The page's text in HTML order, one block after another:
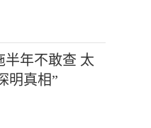
半年不敢查 太
明真相”